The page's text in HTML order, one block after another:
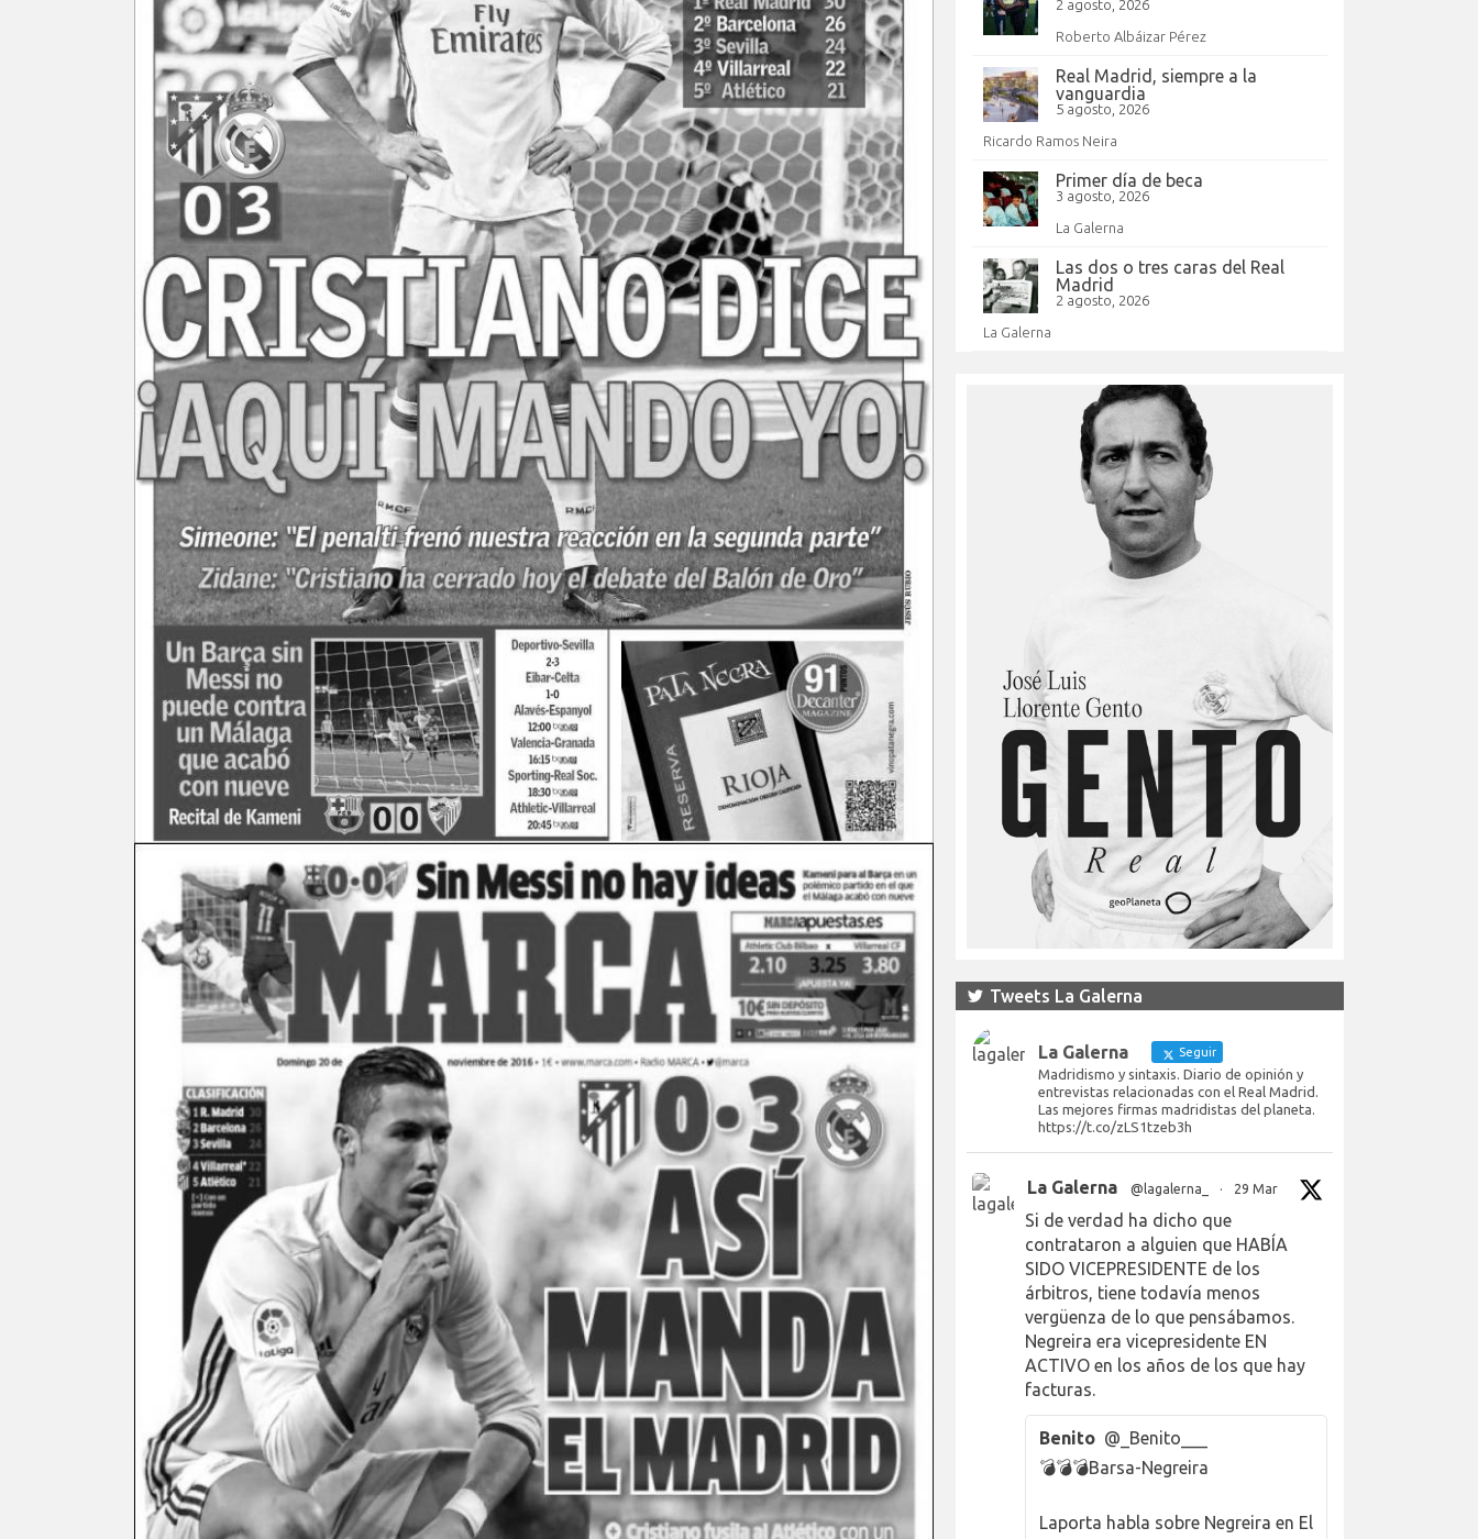
2 agosto, 2026
Roberto Albáizar Pérez
Real Madrid, siempre a la
vanguardia
5 agosto, 2026
Ricardo Ramos Neira
Primer día de beca
3 agosto, 2026
La Galerna
Las dos o tres caras del Real
Madrid
2 agosto, 2026
La Galerna
Tweets La Galerna
La Galerna Seguir
Madridismo y sintaxis. Diario de opinión y
entrevistas relacionadas con el Real Madrid.
Las mejores firmas madridistas del planeta.
https://t.co/zLS1tzeb3h
La Galerna @lagalerna_ · 29 Mar
Si de verdad ha dicho que
contrataron a alguien que HABÍA
SIDO VICEPRESIDENTE de los
árbitros, tiene todavía menos
vergüenza de lo que pensábamos.
Negreira era vicepresidente EN
ACTIVO en los años de los que hay
facturas.
Benito @_Benito___
💣💣💣Barsa-Negreira
Laporta habla sobre Negreira en El